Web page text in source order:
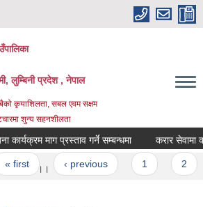
लुम्बिनी प्रदेश , नेपाल
कृयाशिलता, सबल एवम सक्षम
शुन्य सहनशीलता
माग प्रस्ताव गर्ने सम्बन्धमा करार सेवामा
‹ previous
।।।